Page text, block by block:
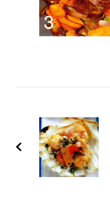
записям